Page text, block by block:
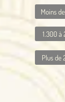
Moins
1.300 à
Plus de